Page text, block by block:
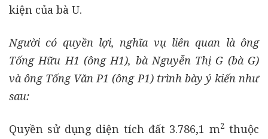
kiện của bà U.
Người có quyền lợi, nghĩa vụ liên quan là ông
Tống Hữu H1 (ông H1), bà Nguyễn Thị G (bà G)
và ông Tống Văn P1 (ông P1) trình bày ý kiến như
sau:
Quyền sử dụng diện tích đất 3.786,1 m2 thuộc